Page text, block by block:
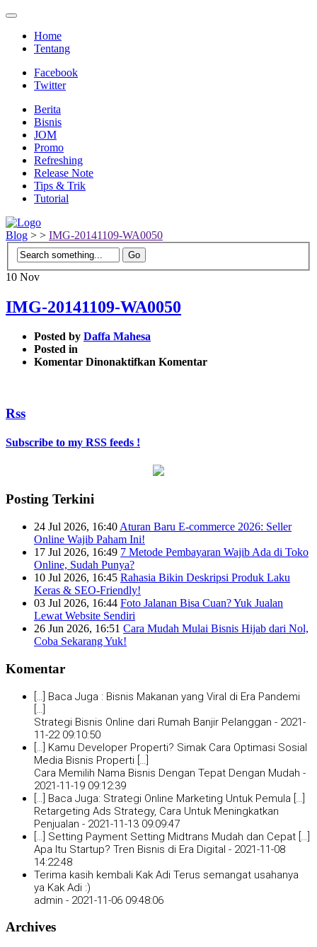
Home
Tentang
Facebook
Twitter
Berita
Bisnis
JOM
Promo
Refreshing
Release Note
Tips & Trik
Tutorial
Blog > > IMG-20141109-WA0050
10 Nov
IMG-20141109-WA0050
Posted by Daffa Mahesa
Posted in
Komentar Dinonaktifkan pada
Komentar
Rss
Subscribe to my RSS feeds !
Posting Terkini
24 Jul 2026, 16:40 Aturan Baru E-commerce 2026: Seller
Online Wajib Paham Ini!
17 Jul 2026, 16:49 7 Metode Pembayaran Wajib Ada di Toko
Online, Sudah Punya?
10 Jul 2026, 16:45 Rahasia Bikin Deskripsi Produk Laku
Keras & SEO-Friendly!
03 Jul 2026, 16:44 Foto Jalanan Bisa Cuan? Yuk Jualan
Lewat Website Sendiri
26 Jun 2026, 16:51 Cara Mudah Mulai Bisnis Hijab dari Nol,
Coba Sekarang Yuk!
Komentar
[…] Baca Juga : Bisnis Makanan yang Viral di Era Pandemi
Strategi Bisnis Online dari Rumah Banjir Pelanggan - 2021-
11-22 09:10:50
[…] Kamu Developer Properti? Simak Cara Optimasi Sosial
Media Bisnis Properti […]
Cara Memilih Nama Bisnis Dengan Tepat Dengan Mudah -
2021-11-19 09:12:39
[…] Baca Juga: Strategi Online Marketing Untuk Pemula […]
Retargeting Ads Strategy, Cara Untuk Meningkatkan
Penjualan - 2021-11-13 09:09:47
[…] Setting Payment Setting Midtrans Mudah dan Cepat […]
Apa Itu Startup? Tren Bisnis di Era Digital - 2021-11-08
14:22:48
Terima kasih kembali Kak Adi Terus semangat usahanya
ya Kak Adi :)
admin - 2021-11-06 09:48:06
Archives